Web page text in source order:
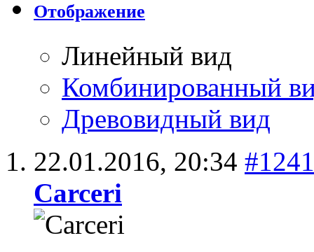
Отображение
Линейный вид
Комбинированный
Древовидный вид
22.01.2016, 20:34 #1241
Carceri